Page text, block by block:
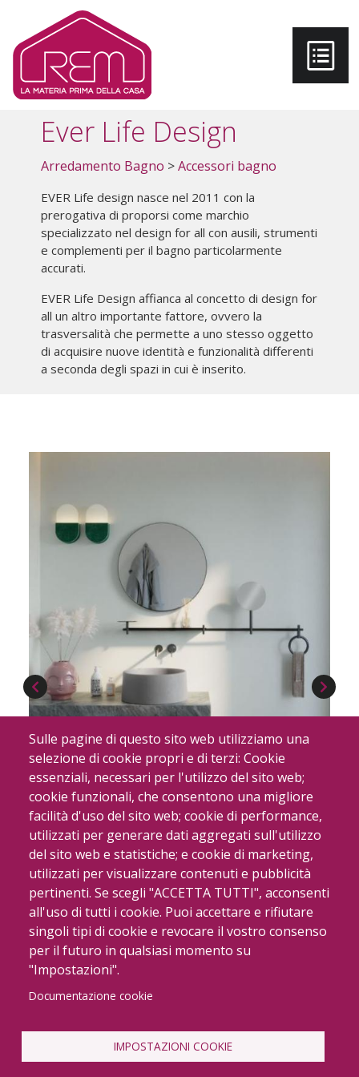
Salta al contenuto principale
Ever Life Design
Arredamento Bagno >Accessori bagno
EVER Life design nasce nel 2011 con la
prerogativa di proporsi come marchio
specializzato nel design for all con ausili, strumenti
e complementi per il bagno particolarmente
accurati.
EVER Life Design affianca al concetto di design for
all un altro importante fattore, ovvero la
trasversalità che permette a uno stesso oggetto
di acquisire nuove identità e funzionalità differenti
a seconda degli spazi in cui è inserito.
Ever Life Design - BUCK
Sulle pagine di questo sito web utilizziamo una
selezione di cookie propri e di terzi: Cookie
essenziali, necessari per l'utilizzo del sito web;
cookie funzionali, che consentono una migliore
facilità d'uso del sito web; cookie di performance,
utilizzati per generare dati aggregati sull'utilizzo
del sito web e statistiche; e cookie di marketing,
utilizzati per visualizzare contenuti e pubblicità
pertinenti. Se scegli "ACCETTA TUTTI", acconsenti
all'uso di tutti i cookie. Puoi accettare e rifiutare
singoli tipi di cookie e revocare il vostro consenso
per il futuro in qualsiasi momento su
"Impostazioni".
Documentazione cookie
IMPOSTAZIONI COOKIE
© copyright 2022 - R.E.M. S.r.l. - Via Saluzzo 75 10126